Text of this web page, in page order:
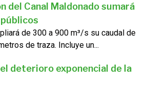
del Canal Maldonado sumará
de 300 a 900 m³/s su caudal de
de traza. Incluye un...
deterioro exponencial de la